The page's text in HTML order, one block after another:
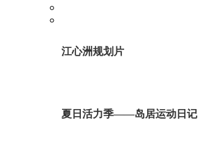
江心洲规划片
夏日活力季——岛居运动日记